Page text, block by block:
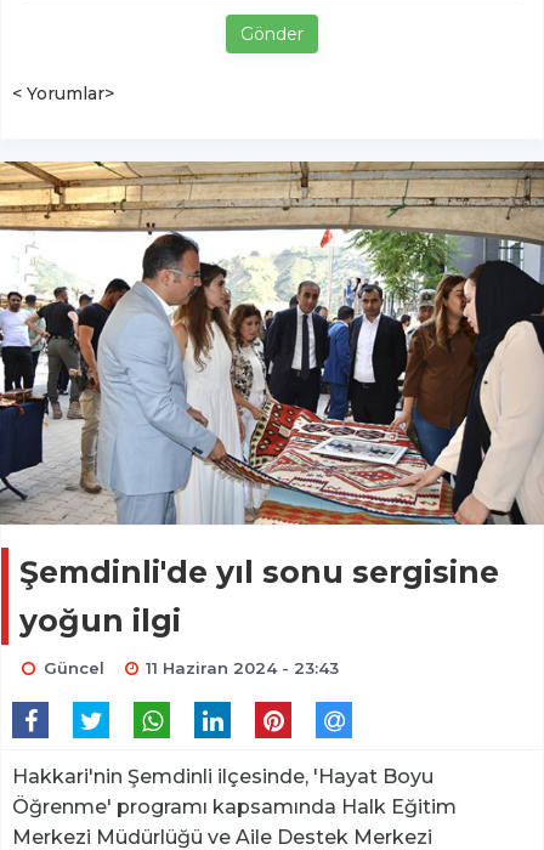
Gönder
< Yorumlar>
Şemdinli'de yıl sonu sergisine
yoğun ilgi
Güncel 11 Haziran 2024 - 23:43
Hakkari'nin Şemdinli ilçesinde, 'Hayat Boyu
Öğrenme' programı kapsamında Halk Eğitim
Merkezi Müdürlüğü ve Aile Destek Merkezi